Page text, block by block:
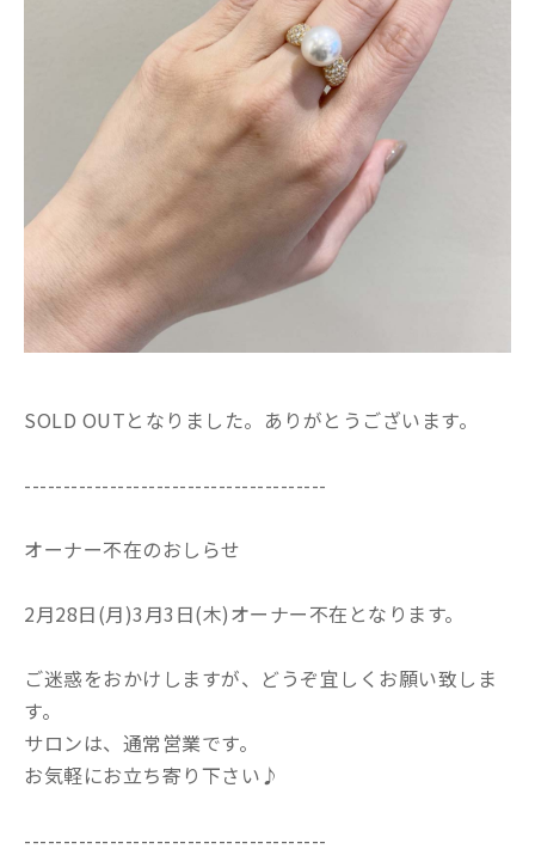
SOLD OUTとなりました。ありがとうございます。
---------------------------------------
オーナー不在のおしらせ
2月28日(月)3月3日(木)オーナー不在となります。
ご迷惑をおかけしますが、どうぞ宜しくお願い致しま
す。
サロンは、通常営業です。
お気軽にお立ち寄り下さい♪
---------------------------------------